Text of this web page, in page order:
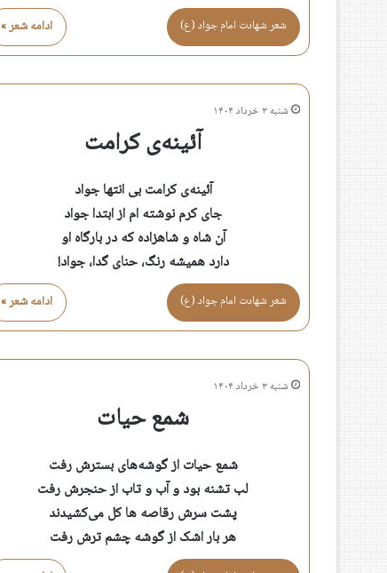
ادامه شعر » شعر شهادت امام جواد (ع)
شنبه ۳ خرداد ۱۴۰۴
آئینه‌ی کرامت
آئینه‌ی کرامت بی انتها جواد
جای کرم نوشته ام از ابتدا جواد
آن شاه و شاهزاده که در بارگاه او
دارد همیشه رنگ، حنای گدا، جواد!
ادامه شعر » شعر شهادت امام جواد (ع)
شنبه ۳ خرداد ۱۴۰۴
شمع حیات
شمع حیات از گوشه‌های بسترش رفت
لب تشنه بود و آب و تاب از حنجرش رفت
پشت سرش رقاصه ها کل می‌کشیدند
هر بار اشک از گوشه چشم ترش رفت